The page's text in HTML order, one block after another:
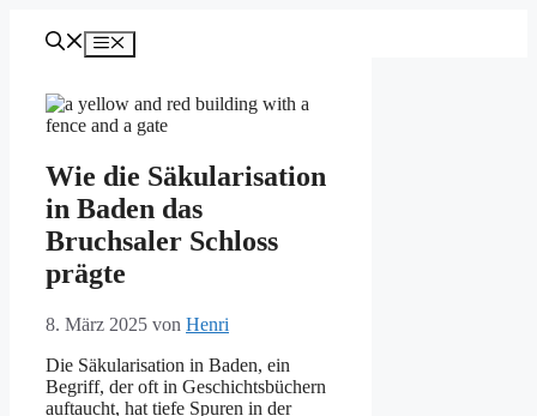
Inhalt
Menü
Wie die Säkularisation
in Baden das
Bruchsaler Schloss
prägte
8. März 2025 von Henri
Die Säkularisation in Baden, ein
Begriff, der oft in Geschichtsbüchern
auftaucht, hat tiefe Spuren in der